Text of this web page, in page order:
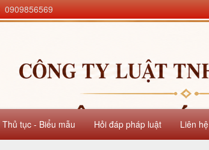
Thủ tục - Biểu mẫu Hỏi đáp pháp luật Liên hệ
0909856569